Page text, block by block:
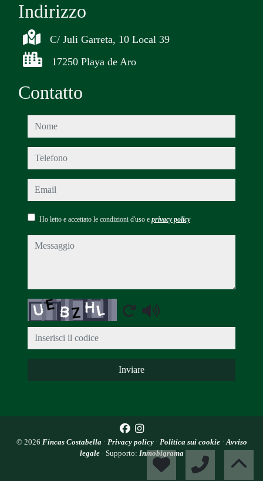
Indirizzo
C/ Juli Garreta, 10 Local 39
17250 Playa de Aro
Contatto
nome
telefono
email
Ho letto e accettato le condizioni d'uso e privacy policy
messaggio
Captcha
Inviare
© 2026 Fincas Costabella · Privacy policy · Politica sui cookie ·Avviso
legale · Supporto: Inmobigrama